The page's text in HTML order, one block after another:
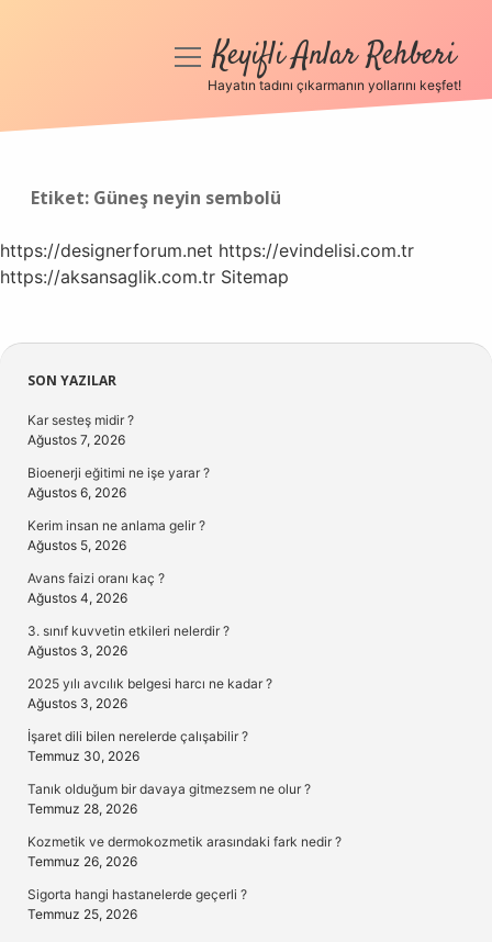
Anasayfa
Hakkımızda
menüyüKeyifli Anlar Rehberi
Hayatın tadını çıkarmanın yollarını keşfet!
Etiket: Güneş neyin sembolü
https://designerforum.net https://evindelisi.com.tr
https://aksansaglik.com.tr Sitemap
Sidebar
SON YAZILAR
Kar sesteş midir ?
Ağustos 7, 2026
Bioenerji eğitimi ne işe yarar ?
Ağustos 6, 2026
Kerim insan ne anlama gelir ?
Ağustos 5, 2026
Avans faizi oranı kaç ?
Ağustos 4, 2026
3. sınıf kuvvetin etkileri nelerdir ?
Ağustos 3, 2026
2025 yılı avcılık belgesi harcı ne kadar ?
Ağustos 3, 2026
İşaret dili bilen nerelerde çalışabilir ?
Temmuz 30, 2026
Tanık olduğum bir davaya gitmezsem ne olur ?
Temmuz 28, 2026
Kozmetik ve dermokozmetik arasındaki fark nedir ?
Temmuz 26, 2026
Sigorta hangi hastanelerde geçerli ?
Temmuz 25, 2026